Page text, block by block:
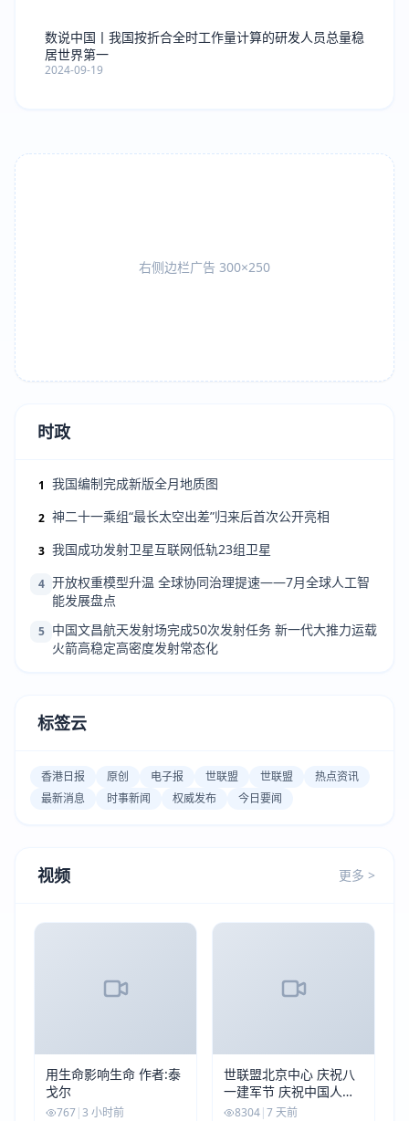
数说中国丨我国按折合全时工作量计算的研发人员总量稳
居世界第一
2024-09-19
右侧边栏广告 300×250
时政
1 我国编制完成新版全月地质图
2 神二十一乘组“最长太空出差”归来后首次公开亮相
3 我国成功发射卫星互联网低轨23组卫星
4 开放权重模型升温 全球协同治理提速——7月全球人工智
能发展盘点
5 中国文昌航天发射场完成50次发射任务 新一代大推力运载
火箭高稳定高密度发射常态化
标签云
香港日报 原创 电子报 世联盟 世联盟
热点资讯
最新消息
时事新闻 权威发布 今日要闻
视频 更多 >
用生命影响生命 作者:泰
戈尔
767|3 小时前
世联盟北京中心 庆祝八
一建军节 庆祝中国人民
解放军建军99周年
8304|7 天前